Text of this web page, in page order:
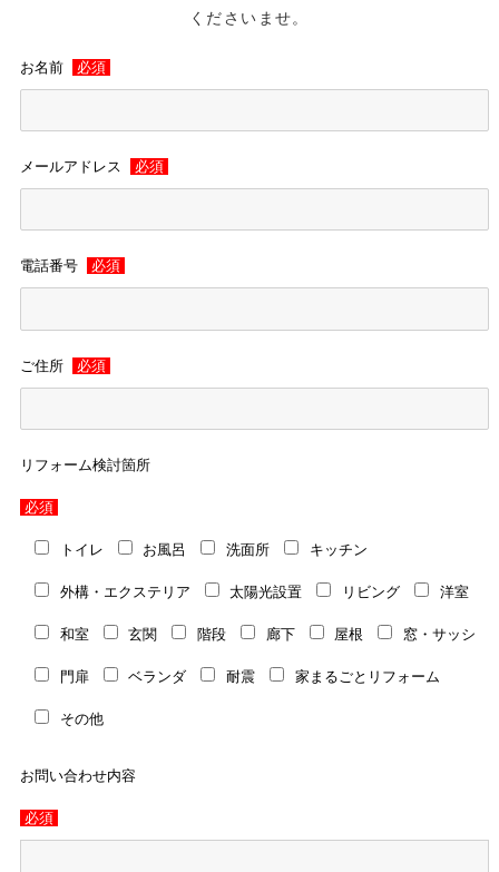
くださいませ。
お名前 必須
メールアドレス 必須
電話番号 必須
ご住所 必須
リフォーム検討箇所
必須
トイレ お風呂 洗面所 キッチン
外構・エクステリア 太陽光設置 リビング 洋室
和室 玄関 階段 廊下 屋根 窓・サッシ
門扉 ベランダ 耐震 家まるごとリフォーム
その他
お問い合わせ内容
必須